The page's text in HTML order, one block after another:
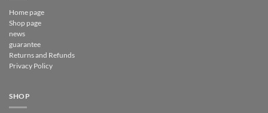
Home page
Shop page
news
guarantee
Returns and Refunds
Privacy Policy
SHOP